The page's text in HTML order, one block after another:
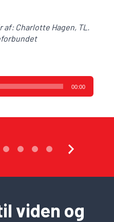
Charlotte Hagen, TL.
00:00
viden og